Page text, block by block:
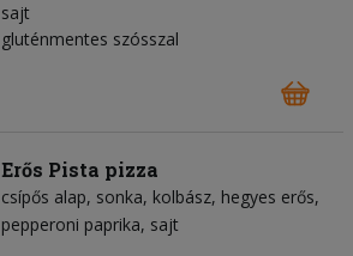
sajt
gluténmentes szósszal
Erős Pista pizza
csípős alap sonka kolbász hegyes erős
pepperoni paprika sajt